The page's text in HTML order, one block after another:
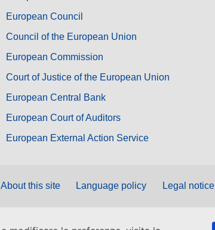
European Council
Council of the European Union
European Commission
Court of Justice of the European Union
European Central Bank
European Court of Auditors
European External Action Service
About this site Language policy Legal notice